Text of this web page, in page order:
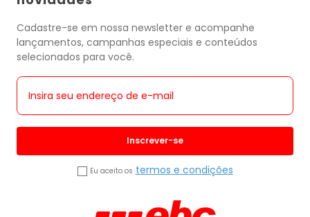
Cadastre-se em nossa newsletter e acompanhe
lançamentos, campanhas especiais e conteúdos
selecionados para você.
Inscrever-se
Eu aceito os termos e condições